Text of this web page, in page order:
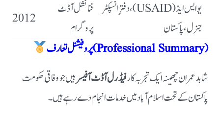
یو ایس ایڈ (USAID)، دفترِ انسپکٹر
جنرل، پاکستان
فنانشل آڈٹ
پروگرام
2012
پروفیشنل تعارف (Professional Summary)
شاہد عمران چھینہ ایک تجربہ کارفیڈرل آڈٹ آفیسرہیں جو وفاقی حکومت
پاکستان کے تحت اسلام آباد میں خدمات انجام دے رہے ہیں۔